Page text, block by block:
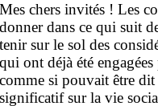
Mes chers invités ! Les
donner dans ce qui suit
tenir sur le sol des
qui ont déjà été
comme si pouvait être
significatif sur la vie